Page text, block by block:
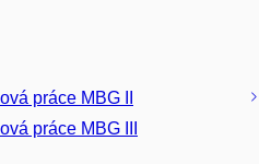
práce MBG II
práce MBG III